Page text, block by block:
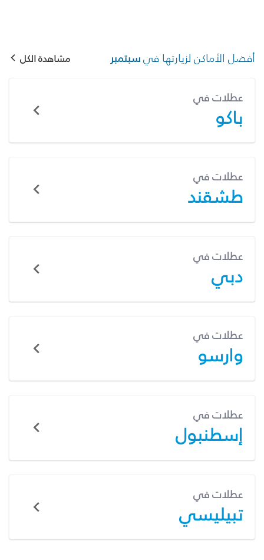
أفضل الأماكن لزيارتها فيسبتمبر مشاهدة الكل
عطلات في
باكو
عطلات في
طشقند
عطلات في
دبي
عطلات في
وارسو
عطلات في
إسطنبول
عطلات في
تبيليسي